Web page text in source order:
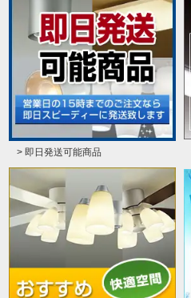
> 即日発送可能商品